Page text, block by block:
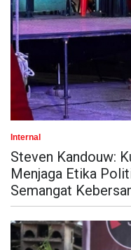
Internal
Steven Kandouw:
Menjaga Etika
Semangat